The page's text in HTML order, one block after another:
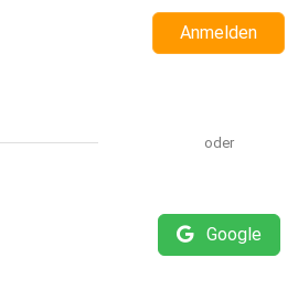
Anmelden
oder
Google